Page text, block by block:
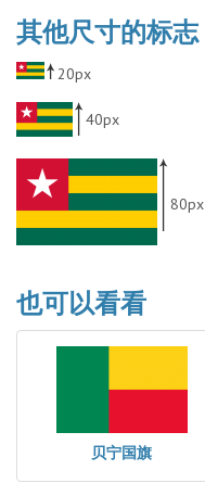
其他尺寸的标志
20px
40px
80px
也可以看看
贝宁国旗